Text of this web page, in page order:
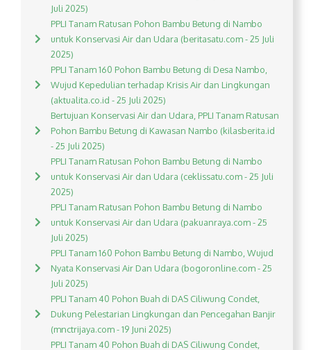
Juli 2025)
PPLI Tanam Ratusan Pohon Bambu Betung di Nambo
untuk Konservasi Air dan Udara (beritasatu.com - 25 Juli
2025)
PPLI Tanam 160 Pohon Bambu Betung di Desa Nambo,
Wujud Kepedulian terhadap Krisis Air dan Lingkungan
(aktualita.co.id - 25 Juli 2025)
Bertujuan Konservasi Air dan Udara, PPLI Tanam Ratusan
Pohon Bambu Betung di Kawasan Nambo (kilasberita.id
- 25 Juli 2025)
PPLI Tanam Ratusan Pohon Bambu Betung di Nambo
untuk Konservasi Air dan Udara (ceklissatu.com - 25 Juli
2025)
PPLI Tanam Ratusan Pohon Bambu Betung di Nambo
untuk Konservasi Air dan Udara (pakuanraya.com - 25
Juli 2025)
PPLI Tanam 160 Pohon Bambu Betung di Nambo, Wujud
Nyata Konservasi Air Dan Udara (bogoronline.com - 25
Juli 2025)
PPLI Tanam 40 Pohon Buah di DAS Ciliwung Condet,
Dukung Pelestarian Lingkungan dan Pencegahan Banjir
(mnctrijaya.com - 19 Juni 2025)
PPLI Tanam 40 Pohon Buah di DAS Ciliwung Condet,